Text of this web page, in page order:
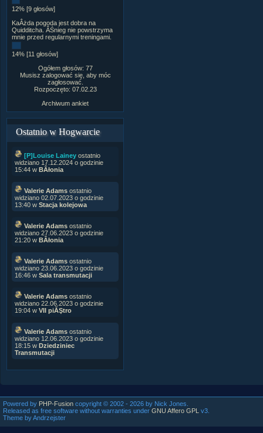
12% [9 głosów]
KaÂżda pogoda jest dobra na
Quidditcha. ÂŚnieg nie powstrzyma
mnie przed regularnymi treningami.
14% [11 głosów]
Ogółem głosów: 77
Musisz zalogować się, aby móc
zagłosować.
Rozpoczęto: 07.02.23
Archiwum ankiet
Ostatnio w Hogwarcie
[P]Louise Lainey ostatnio
widziano 17.12.2024 o godzinie
15:44 w BÂłonia
Valerie Adams ostatnio
widziano 02.07.2023 o godzinie
13:40 w Stacja kolejowa
Valerie Adams ostatnio
widziano 27.06.2023 o godzinie
21:20 w BÂłonia
Valerie Adams ostatnio
widziano 23.06.2023 o godzinie
16:46 w Sala transmutacji
Valerie Adams ostatnio
widziano 22.06.2023 o godzinie
19:04 w VII piĂŞtro
Valerie Adams ostatnio
widziano 12.06.2023 o godzinie
18:15 w Dziedziniec
Transmutacji
Powered by PHP-Fusion copyright © 2002 - 2026 by Nick Jones.
Released as free software without warranties under GNU Affero GPL
v3.
Theme by Andrzejster